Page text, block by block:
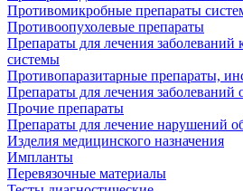
Противомикробные препараты
Противоопухолевые препараты
Препараты для лечения
системы
Противопаразитарные препараты,
Препараты для лечения заболеваний
Прочие препараты
Препараты для лечение нарушений
Изделия медицинского назначения
Импланты
Перевязочные материалы